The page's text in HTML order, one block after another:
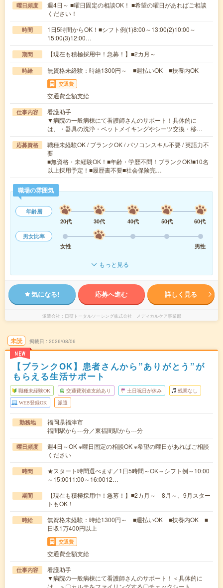
曜日頻度
週4日～ ■曜日固定の相談OK！ ■希望の曜日があればご相談
ください！
時間
1日5時間からOK！■シフト例(1)8:00～13:00(2)10:00～
15:00(3)12:00…
期間 【現在も積極採用中！急募！】■2カ月～
時給 無資格未経験：時給1300円～ ■週払いOK ■扶養内OK
交通費
交通費全額支給
仕事内容
看護助手
▼病院の一般病棟にて看護師さんのサポート！具体的に
は、・器具の洗浄・ベットメイキングやシーツ交換・移…
応募資格
職種未経験OK / ブランクOK / パソコンスキル不要 / 英語力不
要
■無資格・未経験OK！■年齢・学歴不問！ブランクOK!■10名
以上採用予定！■履歴書不要■社会保険完…
職場の雰囲気
年齢層
20代
30代 40代 50代
60代
男女比率
女性
男性
もっと見る
気になる! 応募へ進む 詳しく見る
派遣会社 日研トータルソーシング株式会社 メディカルケア事業部
未読
NEW
掲載日 2026/08/06
【ブランクOK】患者さんから”ありがとう”が
もらえる生活サポート
職種未経験OK 交通費別途支給あり 土日祝日が休み 残業なし
WEB登録OK 派遣
勤務地
福岡県福津市
福間駅から---分／東福間駅から---分
曜日頻度
週4日～OK ※曜日固定の相談OK ※希望の曜日があればご相談
ください
時間
★スタート時間選べます／1日5時間～OK～シフト例～10:00
～15:0011:00～16:0012…
期間
【現在も積極採用中！急募！】■2カ月～ 8月～、9月スター
トもOK！
時給
無資格未経験：時給1300円～ ■週払いOK ■扶養内OK ■
日収1万400円以上
交通費
交通費全額支給
仕事内容
看護助手
▼病院の一般病棟にて看護師さんのサポート！＜具体的に
は…＞〇カルテをファイリングする〇チェックシート…